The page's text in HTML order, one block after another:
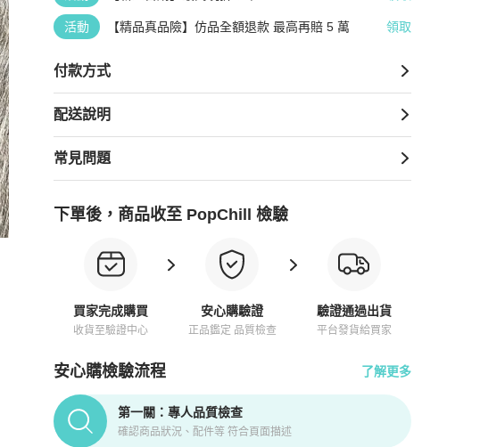
活動 【精品真品險】仿品全額退款 最高再賠 5 萬 領取
付款方式
配送說明
常見問題
下單後，商品收至 PopChill 檢驗
買家完成購買
收貨至驗證中心
安心購驗證
正品鑑定 品質檢查
驗證通過出貨
平台發貨給買家
安心購檢驗流程 了解更多
PopChill拍拍圈正品驗證、安心購檢驗流程介紹
第一關：專人品質檢查
確認商品狀況、配件等 符合頁面描述